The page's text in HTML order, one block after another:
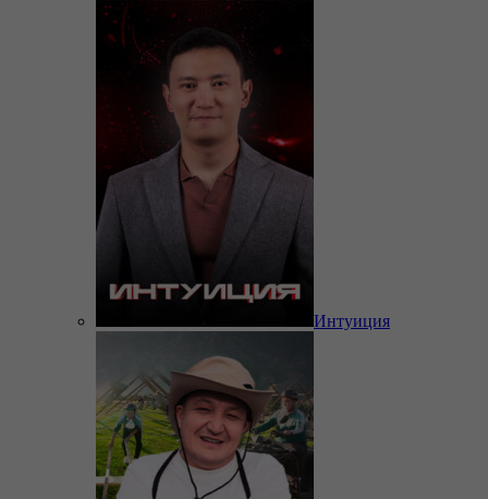
Интуиция